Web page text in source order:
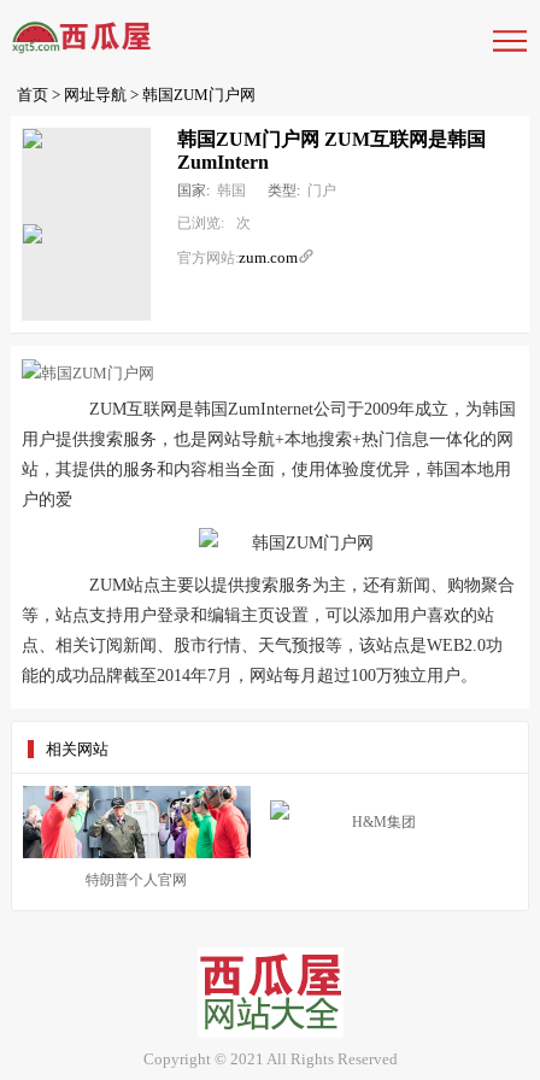
首页> 网址导航 > 韩国ZUM门户网
韩国ZUM门户网 ZUM互联网是韩国
ZumIntern
国家: 韩国 类型: 门户
已浏览:
次
官方网站:zum.com
ZUM互联网是韩国ZumInternet公司于2009年成立，为韩国
用户提供搜索服务，也是网站导航+本地搜索+热门信息一体化的网
站，其提供的服务和内容相当全面，使用体验度优异，韩国本地用
户的爱
ZUM站点主要以提供搜索服务为主，还有新闻、购物聚合
等，站点支持用户登录和编辑主页设置，可以添加用户喜欢的站
点、相关订阅新闻、股市行情、天气预报等，该站点是WEB2.0功
能的成功品牌截至2014年7月，网站每月超过100万独立用户。
相关网站
特朗普个人官网
H&M集团
Copyright © 2021 All Rights Reserved